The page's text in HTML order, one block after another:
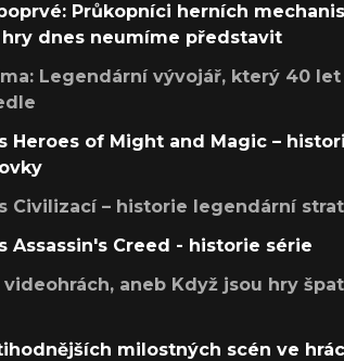
Průkopníci herních
dnes neumíme představit
Legendární vývojář, který 40 let
Heroes of Might and Magic –
Civilizací – historie legendární
Assassin's Creed - historie série
aneb Když jsou hry
milostných scén ve